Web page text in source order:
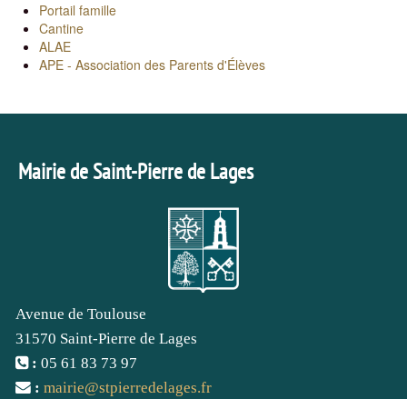
Portail famille
Cantine
ALAE
APE - Association des Parents d'Élèves
Mairie de Saint-Pierre de Lages
Avenue de Toulouse
31570 Saint-Pierre de Lages
: 05 61 83 73 97
: mairie@stpierredelages.fr